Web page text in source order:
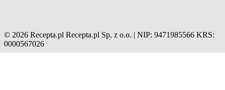
© 2026 Recepta.pl Recepta.pl Sp. z o.o. | NIP: 9471985566 KRS:
0000567026